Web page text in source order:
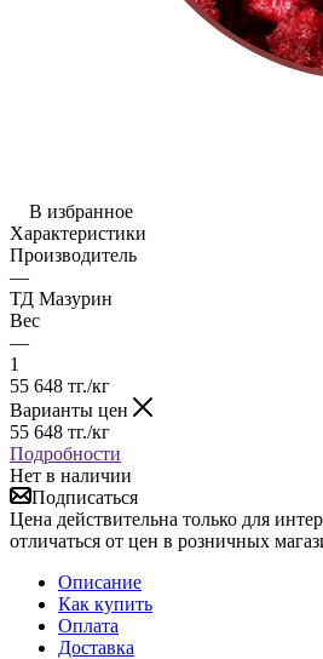
В избранное
Характеристики
Производитель
—
ТД Мазурин
Вес
—
1
55 648 тг./кг
Варианты цен
55 648 тг./кг
Подробности
Нет в наличии
Подписаться
Цена действительна только для
отличаться от цен в розничных
Описание
Как купить
Оплата
Доставка